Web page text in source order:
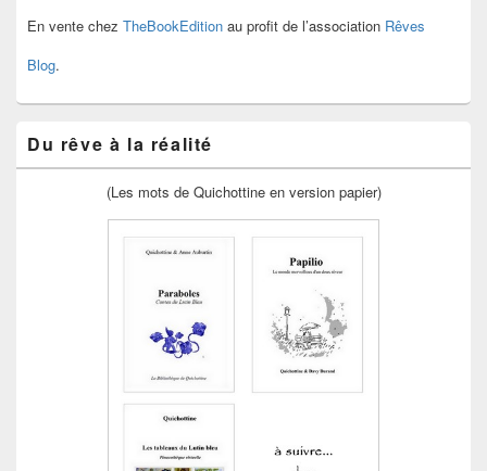
En vente chez TheBookEdition au profit de l’association Rêves
Blog.
Du rêve à la réalité
(Les mots de Quichottine en version papier)